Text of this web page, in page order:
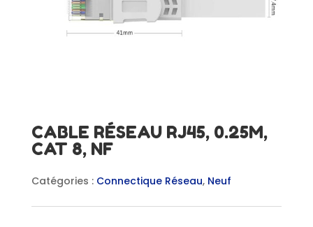
CABLE RÉSEAU RJ45, 0.25M,
CAT 8, NF
Catégories : Connectique Réseau, Neuf